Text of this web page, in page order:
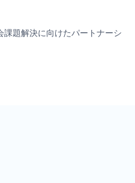
題解決に向けたパートナーシ